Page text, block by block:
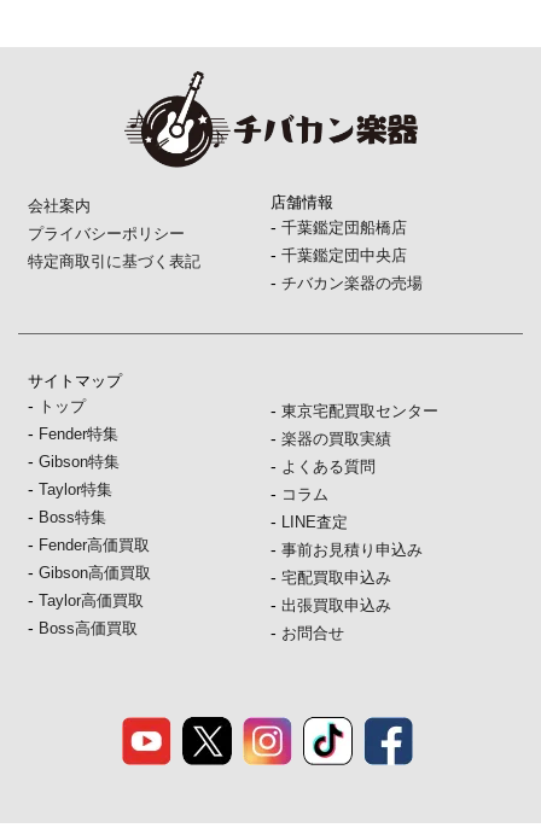
会社案内
プライバシーポリシー
特定商取引に基づく表記
店舗情報
- 千葉鑑定団船橋店
- 千葉鑑定団中央店
- チバカン楽器の売場
サイトマップ
- トップ
- Fender特集
-Gibson特集
-Taylor特集
- Boss特集
- Fender高価買取
-Gibson高価買取
-Taylor高価買取
- Boss高価買取
- 東京宅配買取センター
- 楽器の買取実績
- よくある質問
- コラム
- LINE査定
- 事前お見積り申込み
- 宅配買取申込み
- 出張買取申込み
- お問合せ